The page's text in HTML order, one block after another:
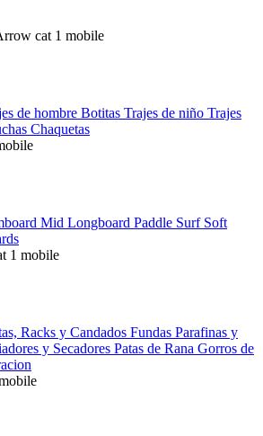
de hombre Botitas Trajes de niño Trajes
Chaquetas
Mid Longboard Paddle Surf Soft
Racks y Candados Fundas Parafinas y
y Secadores Patas de Rana Gorros de